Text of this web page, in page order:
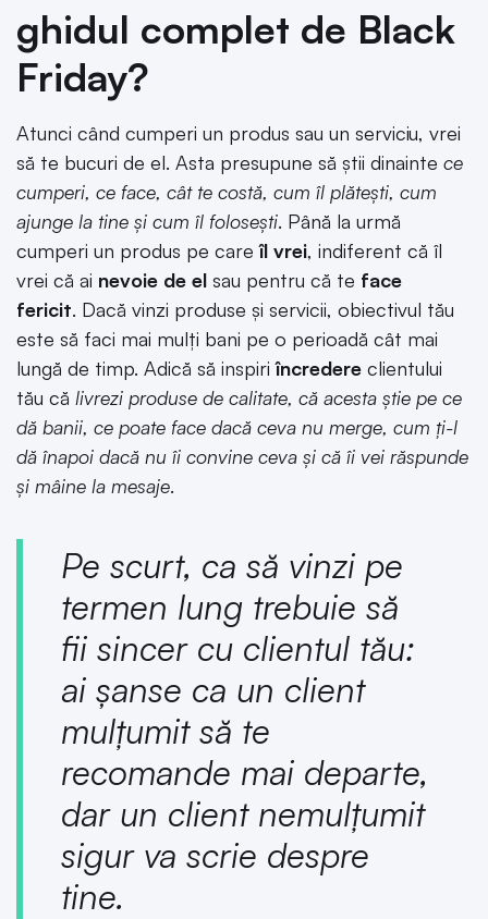
ghidul complet de Black
Friday?
Atunci când cumperi un produs sau un serviciu, vrei
să te bucuri de el. Asta presupune să știi dinainte ce
cumperi, ce face, cât te costă, cum îl plătești, cum
ajunge la tine și cum îl folosești. Până la urmă
cumperi un produs pe careîl vrei, indiferent că îl
vrei că ai nevoie de el sau pentru că te face
fericit. Dacă vinzi produse și servicii, obiectivul tău
este să faci mai mulți bani pe o perioadă cât mai
lungă de timp. Adică să inspiriîncredere clientului
tău că livrezi produse de calitate, că acesta știe pe ce
dă banii, ce poate face dacă ceva nu merge, cum ți-l
dă înapoi dacă nu îi convine ceva și că îi vei răspunde
și mâine la mesaje.
Pe scurt, ca să vinzi pe
termen lung trebuie să
fii sincer cu clientul tău:
ai șanse ca un client
mulțumit să te
recomande mai departe,
dar un client nemulțumit
sigurva scrie despre
tine.